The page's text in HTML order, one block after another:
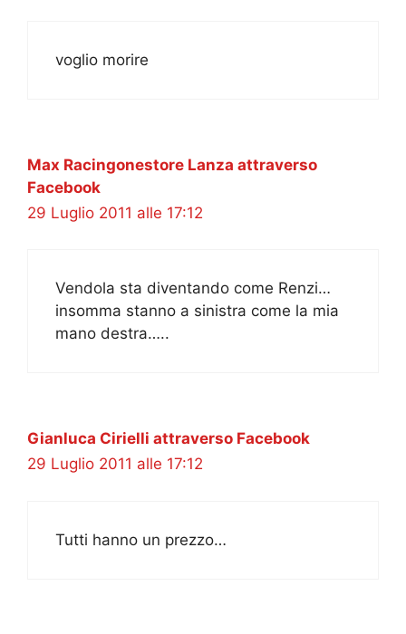
voglio morire
Max Racingonestore Lanza attraverso
Facebook
29 Luglio 2011 alle 17:12
Vendola sta diventando come Renzi…
insomma stanno a sinistra come la mia
mano destra…..
Gianluca Cirielli attraverso Facebook
29 Luglio 2011 alle 17:12
Tutti hanno un prezzo…